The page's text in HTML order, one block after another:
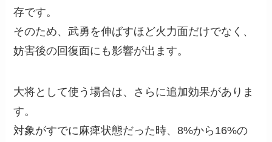
存です。
そのため、武勇を伸ばすほど火力面だけでなく、
妨害後の回復面にも影響が出ます。
大将として使う場合は、さらに追加効果がありま
す。
対象がすでに麻痺状態だった時、8%から16%の